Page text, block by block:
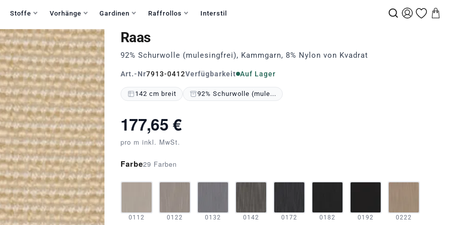
Stoffe Vorhänge Gardinen Raffrollos Interstil
Raas
92% Schurwolle (mulesingfrei), Kammgarn, 8% Nylon von Kvadrat
Art.-Nr7913-0412Verfügbarkeit Auf Lager
142 cm breit 92% Schurwolle (mule...
177,65 €
pro m inkl. MwSt.
Farbe29 Farben
0112 0122 0132 0142 0172 0182 0192 0222